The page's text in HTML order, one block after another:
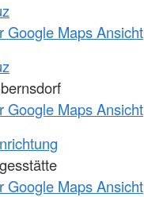
Google Maps Ansicht
Google Maps Ansicht
Google Maps Ansicht